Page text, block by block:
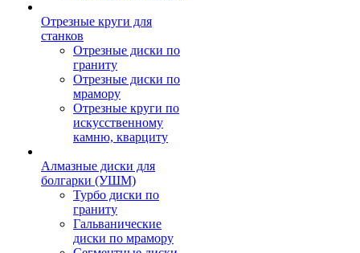
Отрезные круги для
станков
Отрезные диски по
граниту
Отрезные диски по
мрамору
Отрезные круги по
искусственному
камню, кварциту
Алмазные диски для
болгарки (УШМ)
Турбо диски по
граниту
Гальванические
диски по мрамору